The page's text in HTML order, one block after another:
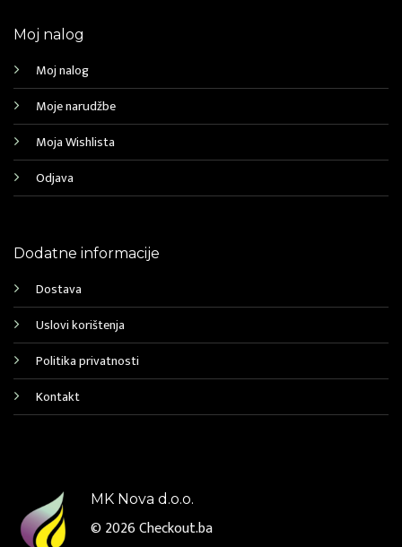
Moj nalog
Moj nalog
Moje narudžbe
Moja Wishlista
Odjava
Dodatne informacije
Dostava
Uslovi korištenja
Politika privatnosti
Kontakt
MK Nova d.o.o.
© 2026Checkout.ba